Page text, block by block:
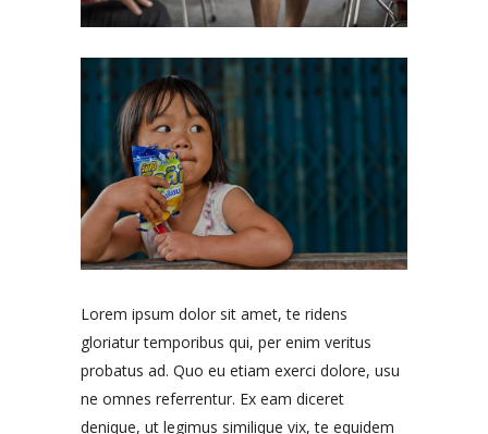
Lorem ipsum dolor sit amet, te ridens
gloriatur temporibus qui, per enim veritus
probatus ad. Quo eu etiam exerci dolore, usu
ne omnes referrentur. Ex eam diceret
denique, ut legimus similique vix, te equidem